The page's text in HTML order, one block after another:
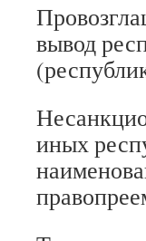
вывод
иных